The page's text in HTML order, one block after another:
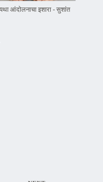
आंदोलनाचा इशारा - सुशांत